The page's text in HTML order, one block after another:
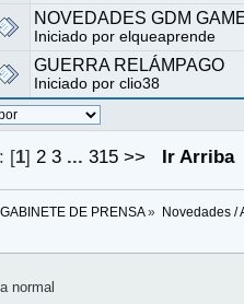
NOVEDADES GDM
Iniciado porelqueaprende
GUERRA RELÁMPAGO
Iniciado porclio38
[1] 2 3 ... 315 >> Ir Arriba
GABINETE DE PRENSA» Novedades /
normal